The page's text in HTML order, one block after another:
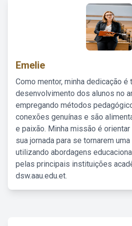
Emelie
Como mentor, minha dedicação é
desenvolvimento dos alunos no
empregando métodos
conexões genuínas e são
e paixão. Minha missão é
sua jornada para se tornarem
utilizando abordagens
pelas principais instituições
dsw.aau.edu.et.